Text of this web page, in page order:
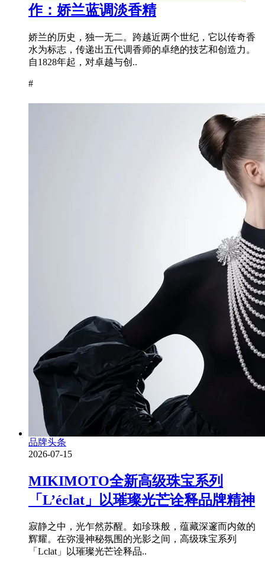
作：娇兰蓝调淡香精
娇兰的历史，独一无二。跨越近两个世纪，它以传奇香
水为标志，传递出五代调香师的卓绝的技艺和创造力。
自1828年起，对卓越与创..
#
品牌头条
2026-07-15
MIKIMOTO全新高级珠宝系列
「L’éclat」以璀璨光芒诠释品牌精神
寂静之中，光乍然苏醒。如珍珠般，蕴藏深邃而内敛的
辉耀。在弥漫神秘氛围的光影之间，高级珠宝系列
「Lclat」以璀璨光芒诠释品..